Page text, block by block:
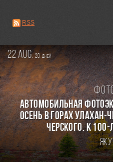
RSS
22 aug. 20дней
Автомобильная
осень в горах Улахан-
Черского. К